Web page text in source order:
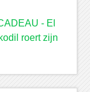
- El
roert zijn